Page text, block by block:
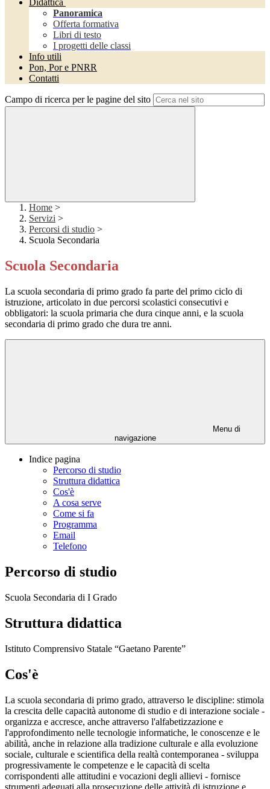
Didattica
Panoramica
Offerta formativa
Libri di testo
I progetti delle classi
Info utili
Pon, Por e PNRR
Contatti
Campo di ricerca per le pagine del sito
Home >
Servizi >
Percorsi di studio >
Scuola Secondaria
Scuola Secondaria
La scuola secondaria di primo grado fa parte del primo ciclo di
istruzione, articolato in due percorsi scolastici consecutivi e
obbligatori: la scuola primaria che dura cinque anni, e la scuola
secondaria di primo grado che dura tre anni.
Menu di
navigazione
Indice pagina
Percorso di studio
Struttura didattica
Cos'è
A cosa serve
Come si fa
Programma
Email
Telefono
Percorso di studio
Scuola Secondaria di I Grado
Struttura didattica
Istituto Comprensivo Statale “Gaetano Parente”
Cos'è
La scuola secondaria di primo grado, attraverso le discipline: stimola
la crescita delle capacità autonome di studio e di interazione sociale -
organizza e accresce, anche attraverso l'alfabetizzazione e
l'approfondimento nelle tecnologie informatiche, le conoscenze e le
abilità, anche in relazione alla tradizione culturale e alla evoluzione
sociale, culturale e scientifica della realtà contemporanea - sviluppa
progressivamente le competenze e le capacità di scelta
corrispondenti alle attitudini e vocazioni degli allievi - fornisce
strumenti adeguati alla prosecuzione delle attività di istruzione e